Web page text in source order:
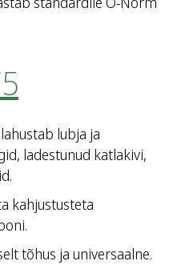
lubja ja
ladestunud katlakivi,
kahjustusteta
tõhus ja universaalne.